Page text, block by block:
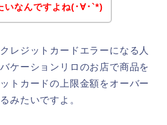
いなんですよね(･∀･`*)
レジットカードエラーになる人
ケーションリロのお店で商品を
トカードの上限金額をオーバー
みたいですよ。